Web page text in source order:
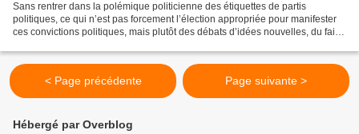
Sans rentrer dans la polémique politicienne des étiquettes de partis
politiques, ce qui n’est pas forcement l’élection appropriée pour manifester
ces convictions politiques, mais plutôt des débats d’idées nouvelles, du fait
< Page précédente Page suivante >
Hébergé par Overblog